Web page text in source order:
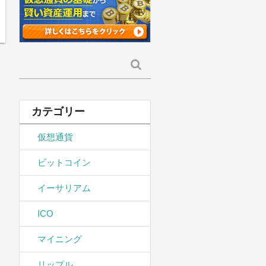
索:
カテゴリー
仮想通貨
ビットコイン
イーサリアム
ICO
マイニング